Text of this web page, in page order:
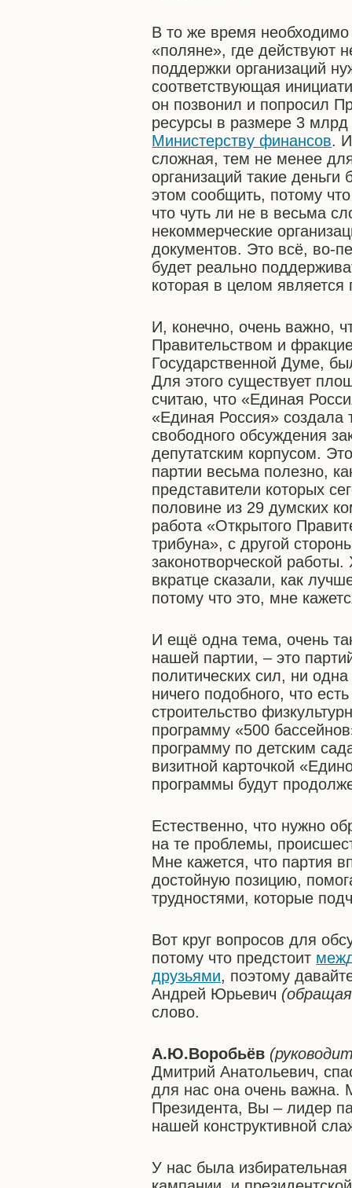
В то же время
«поляне», где действуют
поддержки организаций
соответствующая
он позвонил и попросил
ресурсы в размере 3
Министерству финансов.
сложная, тем не менее
организаций такие
этом сообщить, потому
что чуть ли не в весьма
некоммерческие
документов. Это всё, во-
будет реально
которая в целом
И, конечно, очень важно,
Правительством и
Государственной Думе,
Для этого существует
считаю, что «Единая
«Единая Россия»
свободного обсуждения
депутатским корпусом.
партии весьма полезно,
представители которых
половине из 29 думских
работа «Открытого
трибуна», с другой
законотворческой
вкратце сказали, как
потому что это, мне
И ещё одна тема, очень
нашей партии, – это
политических сил, ни
ничего подобного, что
строительство
программу «500
программу по детским
визитной карточкой
программы будут
Естественно, что нужно
на те проблемы,
Мне кажется, что партия
достойную позицию,
трудностями, которые
Вот круг вопросов для
потому что предстоит
друзьями, поэтому
Андрей Юрьевич
слово.
А.Ю.Воробьёв
Дмитрий Анатольевич,
для нас она очень
Президента, Вы – лидер
нашей конструктивной
У нас была